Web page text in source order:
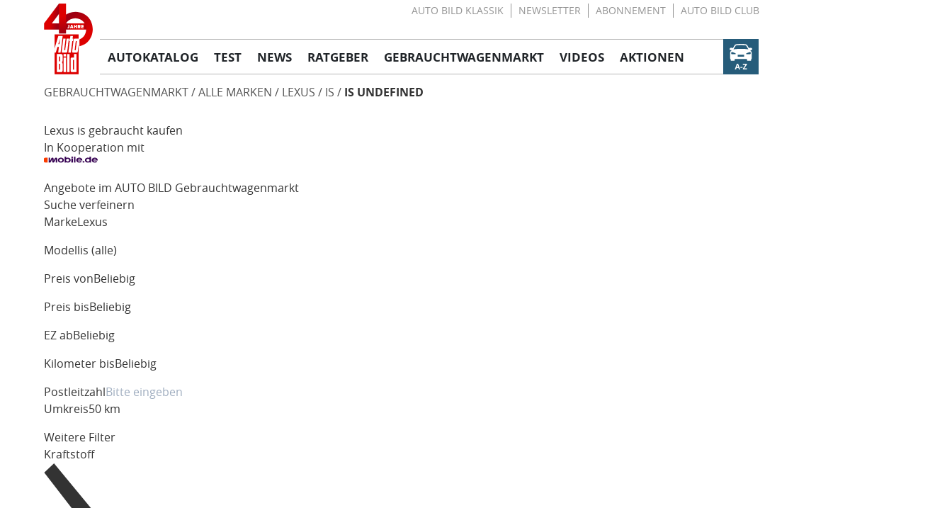
AUTO BILD KLASSIK NEWSLETTER ABONNEMENT AUTO BILD CLUB
AUTOKATALOG TEST NEWS RATGEBER GEBRAUCHTWAGENMARKT VIDEOS AKTIONEN
GEBRAUCHTWAGENMARKT ALLE MARKEN LEXUS IS IS UNDEFINED
Lexus is gebraucht kaufen
In Kooperation mit
Angebote im AUTO BILD Gebrauchtwagenmarkt
Suche verfeinern
MarkeLexus
Modell is (alle)
Preis von Beliebig
Preis bis Beliebig
EZ ab Beliebig
Kilometer bis Beliebig
Postleitzahl
Umkreis50 km
Weitere Filter
Kraftstoff